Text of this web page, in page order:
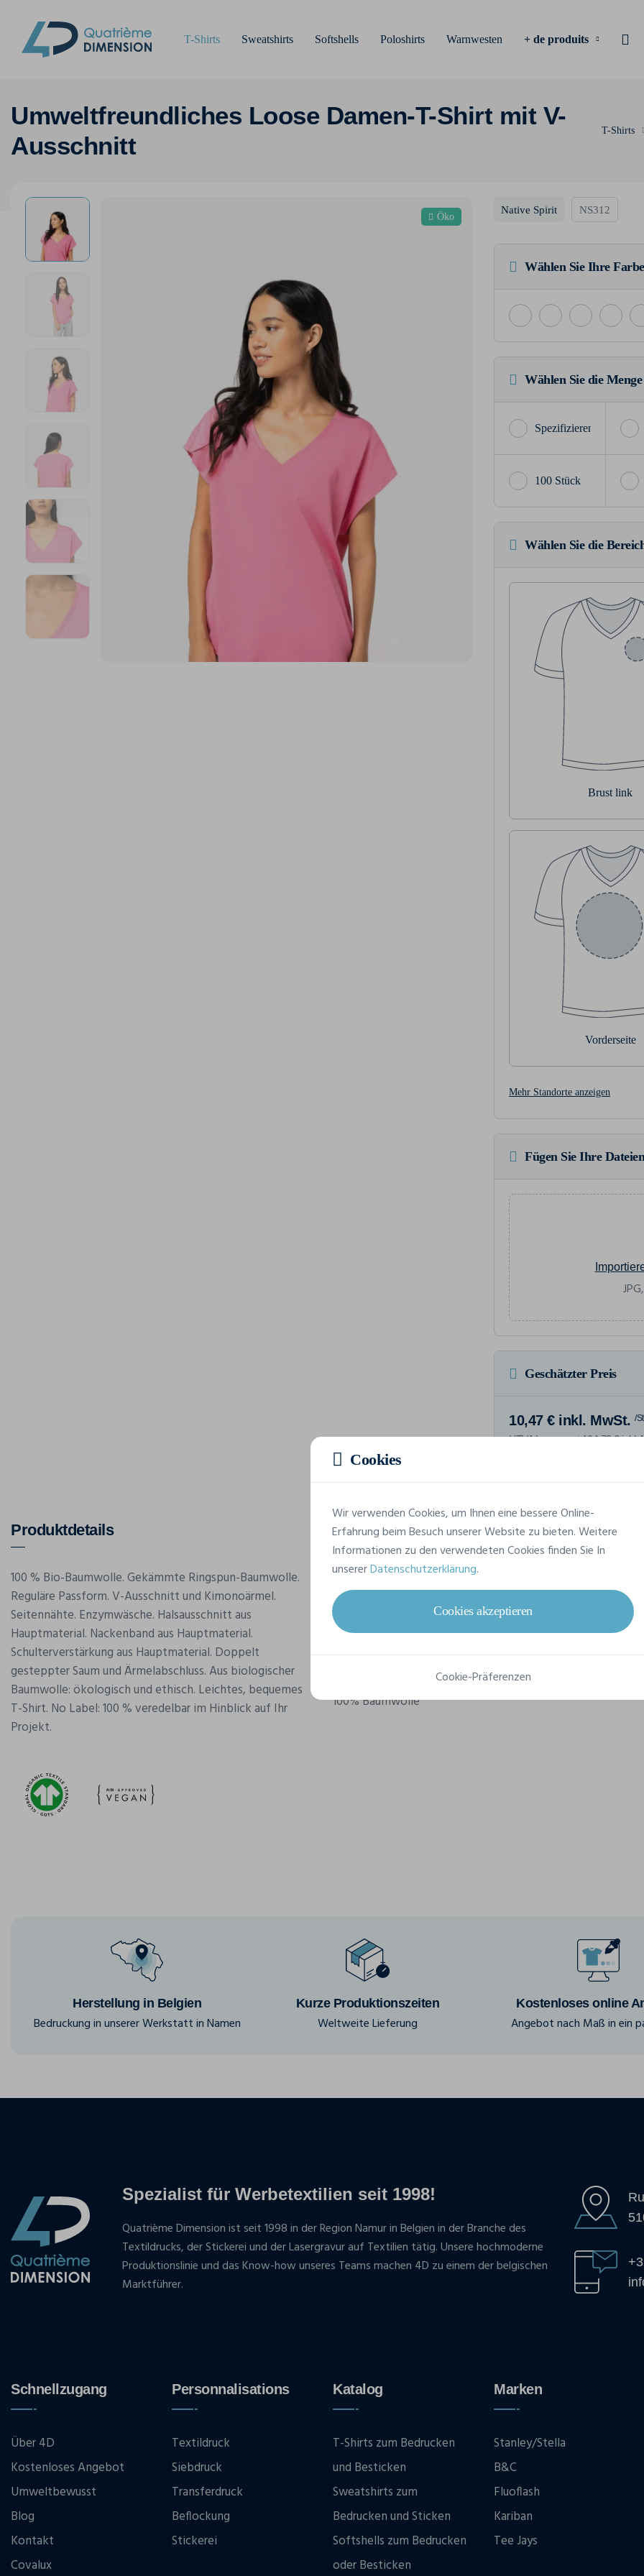
T-Shirts Sweatshirts Softshells Poloshirts Warnwesten + de produits
Umweltfreundliches Loose Damen-T-Shirt mit V-
Ausschnitt
T-Shirts
Öko
Native Spirit NS312
Wählen Sie Ihre
Wählen Sie die Menge
100 Stück
Wählen Sie die
Brust link
Vorderseite
Mehr Standorte anzeigen
Fügen Sie Ihre
Geschätzter Preis
10,47 € inkl. MwSt. /
HTVA Insgesamt 104,72 € inkl.
Produktdetails
100 % Bio-Baumwolle. Gekämmte Ringspun-Baumwolle.
Reguläre Passform. V-Ausschnitt und Kimonoärmel.
Seitennähte. Enzymwäsche. Halsausschnitt aus
Hauptmaterial. Nackenband aus Hauptmaterial.
Schulterverstärkung aus Hauptmaterial. Doppelt
gesteppter Saum und Ärmelabschluss. Aus biologischer
Baumwolle: ökologisch und ethisch. Leichtes, bequemes
T-Shirt. No Label: 100 % veredelbar im Hinblick auf Ihr
Projekt.
Merkmale
Marke
Referenz
NS312
100% Baumwolle
Herstellung in Belgien
Bedruckung in unserer Werkstatt in Namen
Kurze Produktionszeiten
Weltweite Lieferung
Kostenloses online
Angebot nach Maß in ein
Spezialist für Werbetextilien seit 1998!
Quatrième Dimension ist seit 1998 in der Region Namur in Belgien in der Branche des
Textildrucks, der Stickerei und der Lasergravur auf Textilien tätig. Unsere hochmoderne
Produktionslinie und das Know-how unseres Teams machen 4D zu einem der belgischen
Marktführer.
Schnellzugang
Über 4D
Kostenloses Angebot
Umweltbewusst
Blog
Kontakt
Covalux
Personnalisations
Textildruck
Siebdruck
Transferdruck
Beflockung
Stickerei
Katalog
T-Shirts zum Bedrucken
und Besticken
Sweatshirts zum
Bedrucken und Sticken
Softshells zum Bedrucken
oder Besticken
Marken
Stanley/Stella
B&C
Fluoflash
Kariban
Tee Jays
Cookies
Wir verwenden Cookies, um Ihnen eine bessere Online-
Erfahrung beim Besuch unserer Website zu bieten. Weitere
Informationen zu den verwendeten Cookies finden Sie In
unsererDatenschutzerklärung.
Cookies akzeptieren
Cookie-Präferenzen